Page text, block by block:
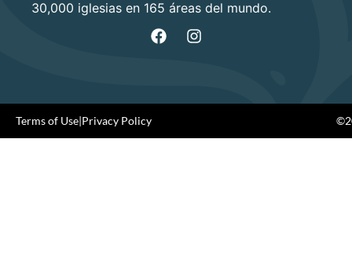
30,000 iglesias en 165 áreas del mundo.
Terms of Use|Privacy Policy